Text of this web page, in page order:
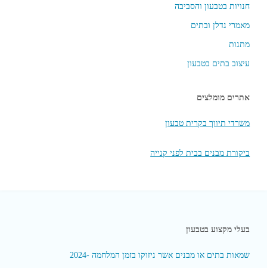
חנויות בטבעון והסביבה
מאמרי נדלן ובתים
מתנות
עיצוב בתים בטבעון
אתרים מומלצים
משרדי תיווך בקרית טבעון
ביקורת מבנים בבית לפני קנייה
בעלי מקצוע בטבעון
שמאות בתים או מבנים אשר ניזוקו בזמן המלחמה -2024